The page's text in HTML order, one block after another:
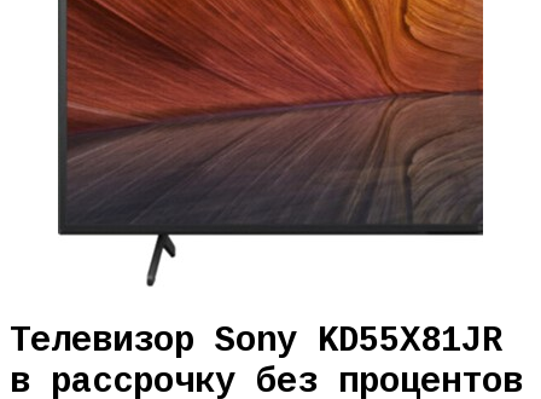
Телевизор Sony KD55X81JR
в рассрочку без процентов